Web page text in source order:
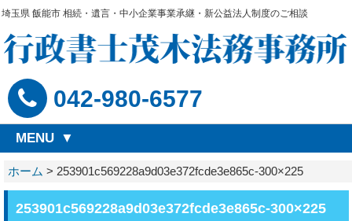
埼玉県 飯能市 相続・遺言・中小企業事業承継・新公益法人制度のご相談
042-980-6577
MENU
ホーム > 253901c569228a9d03e372fcde3e865c-300×225
253901c569228a9d03e372fcde3e865c-300×225